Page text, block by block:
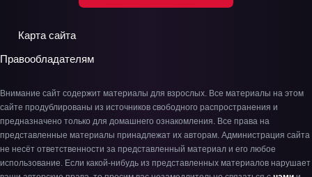
Карта сайта
Правообладателям
Внимание сайт содержит материалы для взрослых. Все материалы на этом
сайте продублированы из источников свободного распространения и
предназначено только для домашнего ознакомления. Все права на
представленные материалы принадлежат их авторам. Администрация сайта
не несёт ответственности за представленный материал и его любое
использование. Если какой-нибудь из представленных материалов нарушает